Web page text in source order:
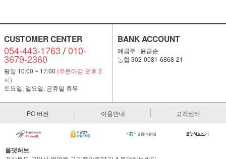
CUSTOMER CENTER
054-443-1763 /010-
3679-2360
평일 10:00 ~ 17:00 (주문마감 오후 2
시)
토요일, 일요일, 공휴일 휴무
BANK ACCOUNT
예금주 : 윤금순
농협 302-0081-6868-21
PC 버전 이용안내 고객센터
올댓허브